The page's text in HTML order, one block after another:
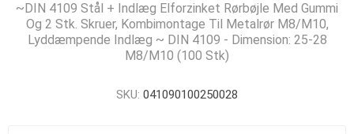
~DIN 4109 Stål + Indlæg Elforzinket Rørbøjle Med Gummi
Og 2 Stk. Skruer, Kombimontage Til Metalrør M8/M10,
Lyddæmpende Indlæg ~ DIN 4109 - Dimension: 25-28
M8/M10 (100 Stk)
SKU: 041090100250028